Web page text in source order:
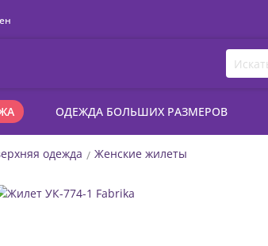
ОДЕЖДА БОЛЬШИХ РАЗМЕРОВ
одежда Женские жилеты